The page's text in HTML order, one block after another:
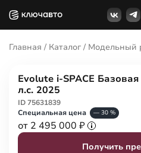
Главная / Каталог / Модельный
Evolute i-SPACE
л.с. 2025
ID 75631839
Специальная цена — 30 %
от 2 495 000 ₽
Получить